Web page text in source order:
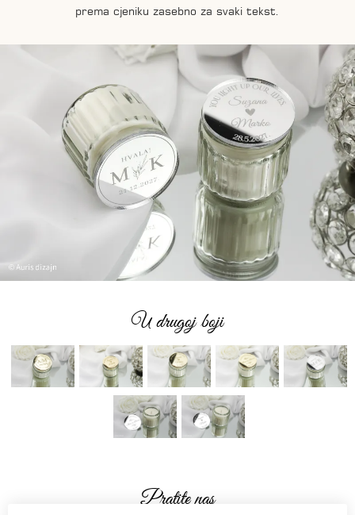
prema cjeniku zasebno za svaki tekst.
U drugoj boji
Pratite nas